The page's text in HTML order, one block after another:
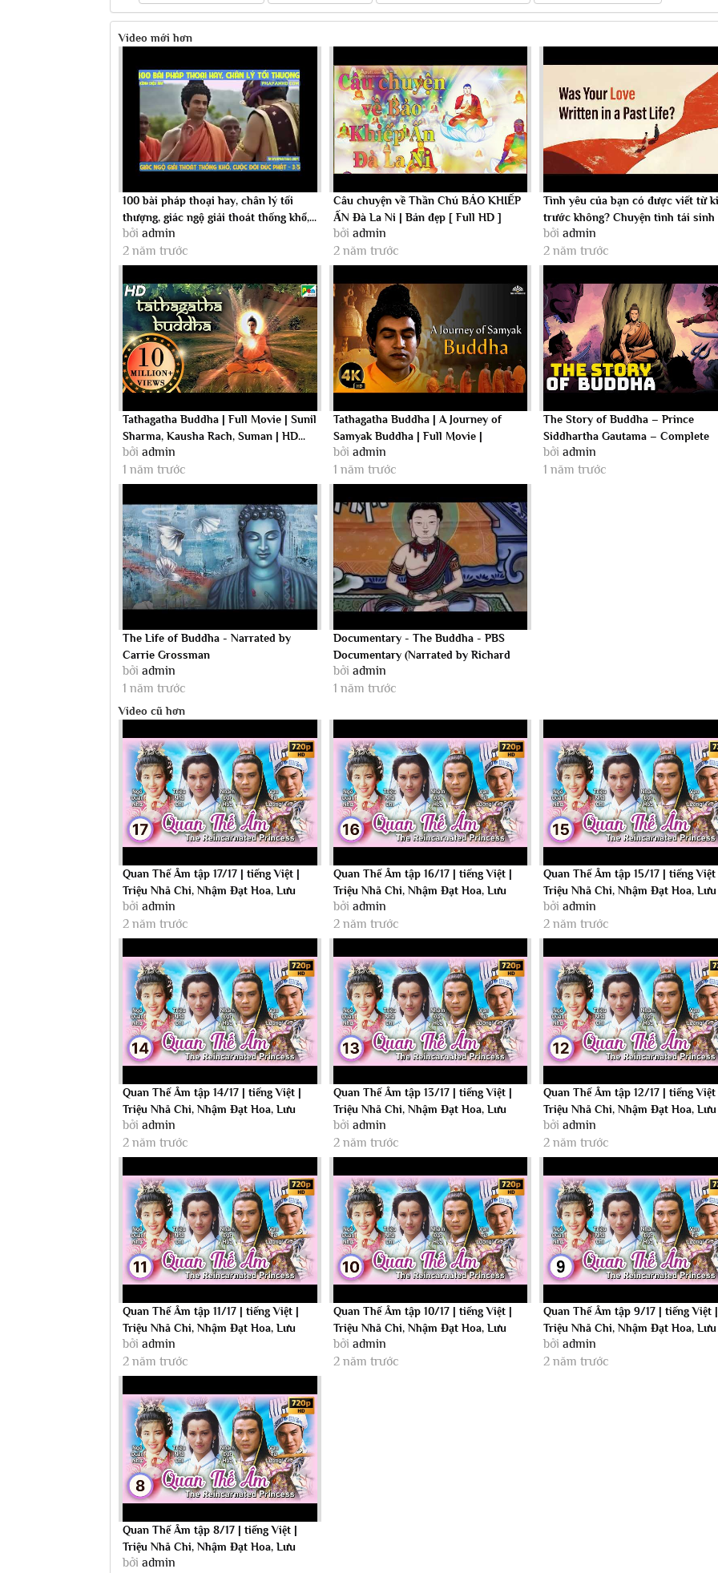
Video mới hơn
100 bài pháp thoại hay, chân lý tối
thượng, giác ngộ giải thoát thống khổ,...
bởi admin
2 năm trước
Câu chuyện về Thần Chú BẢO KHIẾP
ẤN Đà La Ni | Bản đẹp [ Full HD ]
bởi admin
2 năm trước
Tình yêu của bạn có được viết từ
trước không? Chuyện tình tái sinh
bởiadmin
2 năm trước
Tathagatha Buddha | Full Movie | Sunil
Sharma, Kausha Rach, Suman | HD...
bởi admin
1 năm trước
Tathagatha Buddha | A Journey of
Samyak Buddha | Full Movie |
bởi admin
1 năm trước
The Story of Buddha – Prince
Siddhartha Gautama – Complete
bởiadmin
1 năm trước
The Life of Buddha - Narrated by
Carrie Grossman
bởi admin
1 năm trước
Documentary - The Buddha - PBS
Documentary (Narrated by Richard
Gere)
bởi admin
1 năm trước
Video cũ hơn
Quan Thế Âm tập 17/17 | tiếng Việt |
Triệu Nhã Chi, Nhậm Đạt Hoa, Lưu
Đan |...
bởi admin
2 năm trước
Quan Thế Âm tập 16/17 | tiếng Việt |
Triệu Nhã Chi, Nhậm Đạt Hoa, Lưu
Đan |...
bởi admin
2 năm trước
Quan Thế Âm tập 15/17 | tiếng
Triệu Nhã Chi, Nhậm Đạt Hoa, Lưu
Đan |...
bởiadmin
2 năm trước
Quan Thế Âm tập 14/17 | tiếng Việt |
Triệu Nhã Chi, Nhậm Đạt Hoa, Lưu
Đan |...
bởi admin
2 năm trước
Quan Thế Âm tập 13/17 | tiếng Việt |
Triệu Nhã Chi, Nhậm Đạt Hoa, Lưu
Đan |...
bởi admin
2 năm trước
Quan Thế Âm tập 12/17 | tiếng
Triệu Nhã Chi, Nhậm Đạt Hoa, Lưu
Đan |...
bởiadmin
2 năm trước
Quan Thế Âm tập 11/17 | tiếng Việt |
Triệu Nhã Chi, Nhậm Đạt Hoa, Lưu
Đan |...
bởi admin
2 năm trước
Quan Thế Âm tập 10/17 | tiếng Việt |
Triệu Nhã Chi, Nhậm Đạt Hoa, Lưu
Đan |...
bởi admin
2 năm trước
Quan Thế Âm tập 9/17 | tiếng Việt |
Triệu Nhã Chi, Nhậm Đạt Hoa, Lưu
Đan |...
bởiadmin
2 năm trước
Quan Thế Âm tập 8/17 | tiếng Việt |
Triệu Nhã Chi, Nhậm Đạt Hoa, Lưu
Đan |...
bởi admin